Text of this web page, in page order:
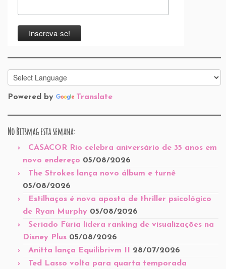
Powered by Translate
No Bitsmag esta semana:
CASACOR Rio celebra aniversário de 35 anos em
novo endereço 05/08/2026
The Strokes lança novo álbum e turnê
05/08/2026
Estilhaços é nova aposta de thriller psicológico
de Ryan Murphy 05/08/2026
Seriado Fúria lidera ranking de visualizações na
Disney Plus 05/08/2026
Anitta lança Equilibrivm II 28/07/2026
Ted Lasso volta para quarta temporada